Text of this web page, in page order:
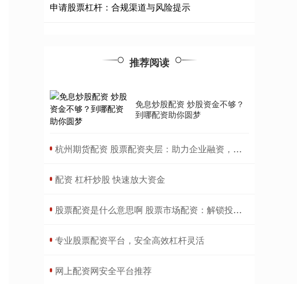
申请股票杠杆：合规渠道与风险提示
推荐阅读
免息炒股配资 炒股资金不够？
到哪配资助你圆梦
​杭州期货配资 股票配资夹层：助力企业融资，化解资金难题
​配资 杠杆炒股 快速放大资金
​股票配资是什么意思啊 股票市场配资：解锁投资潜力，提升收益
​专业股票配资平台，安全高效杠杆灵活
​网上配资网安全平台推荐